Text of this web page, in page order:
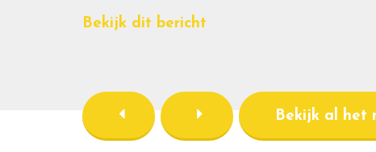
Bekijk dit bericht
Bekijk al het